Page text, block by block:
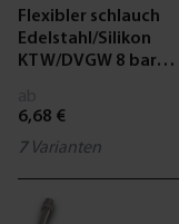
Flexibler schlauch
Edelstahl/Silikon
KTW/DVGW 8 bar
Überwurfmutter IG
Edelstahl Typ gerade
6,68 €
7Varianten